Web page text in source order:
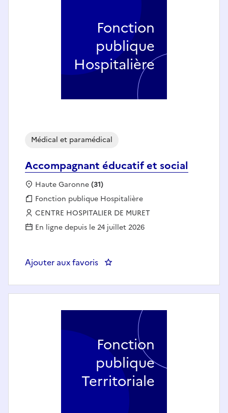
Accompagnant éducatif et social
Médical et paramédical
Localisation :
Haute Garonne(31)
Fonction publique :
Fonction publique Hospitalière
Employeur :
CENTRE HOSPITALIER DE MURET
En ligne depuis le 24 juillet 2026
Ajouter aux favoris : Accompagnant éducatif et
Fonction
publique
Hospitalière
Fonction
publique
Territoriale